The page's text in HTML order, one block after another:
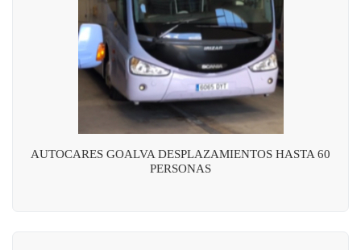
AUTOCARES GOALVA DESPLAZAMIENTOS HASTA 60
PERSONAS